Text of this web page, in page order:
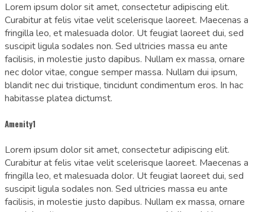
Lorem ipsum dolor sit amet, consectetur adipiscing elit.
Curabitur at felis vitae velit scelerisque laoreet. Maecenas a
fringilla leo, et malesuada dolor. Ut feugiat laoreet dui, sed
suscipit ligula sodales non. Sed ultricies massa eu ante
facilisis, in molestie justo dapibus. Nullam ex massa, ornare
nec dolor vitae, congue semper massa. Nullam dui ipsum,
blandit nec dui tristique, tincidunt condimentum eros. In hac
habitasse platea dictumst.
Amenity1
Lorem ipsum dolor sit amet, consectetur adipiscing elit.
Curabitur at felis vitae velit scelerisque laoreet. Maecenas a
fringilla leo, et malesuada dolor. Ut feugiat laoreet dui, sed
suscipit ligula sodales non. Sed ultricies massa eu ante
facilisis, in molestie justo dapibus. Nullam ex massa, ornare